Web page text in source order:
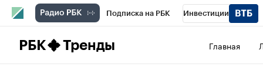
Подписка на РБК Инвестиции
РБК Тренды Главная